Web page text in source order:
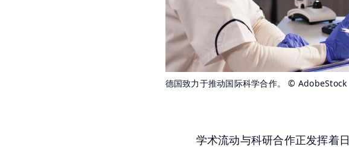
德国致力于推动国际科学合作。© AdobeStock
学术流动与科研合作正发挥着